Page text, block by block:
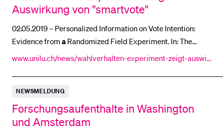
Auswirkung von "smartvote"
02.05.2019 – Personalized Information on Vote Intention:
Evidence from a Randomized Field Experiment. In: The
Journal of Politics
www.unilu.ch/news/wahlverhalten-experiment-zeigt-auswir
NEWSMELDUNG
Forschungsaufenthalte in Washington
und Amsterdam
Menuplan Mensa
Anmeldung und Zulassung